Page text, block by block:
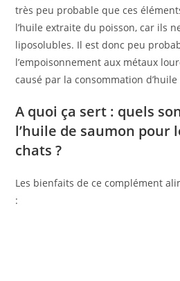
très peu probable que ces
l’huile extraite du poisson, car ils
liposolubles. Il est donc peu
l’empoisonnement aux métaux
causé par la consommation
A quoi ça sert : quels
l’huile de saumon pour
chats ?
Les bienfaits de ce complément
: